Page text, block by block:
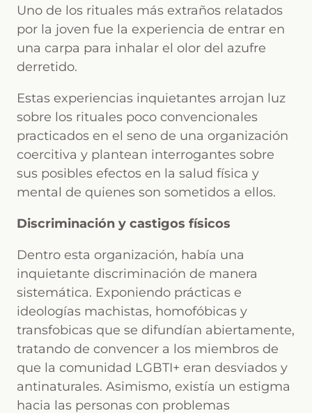
Uno de los rituales más extraños relatados
por la joven fue la experiencia de entrar en
una carpa para inhalar el olor del azufre
derretido.
Estas experiencias inquietantes arrojan luz
sobre los rituales poco convencionales
practicados en el seno de una organización
coercitiva y plantean interrogantes sobre
sus posibles efectos en la salud física y
mental de quienes son sometidos a ellos.
Discriminación y castigos físicos
Dentro esta organización, había una
inquietante discriminación de manera
sistemática. Exponiendo prácticas e
ideologías machistas, homofóbicas y
transfobicas que se difundían abiertamente,
tratando de convencer a los miembros de
que la comunidad LGBTI+ eran desviados y
antinaturales. Asimismo, existía un estigma
hacia las personas con problemas